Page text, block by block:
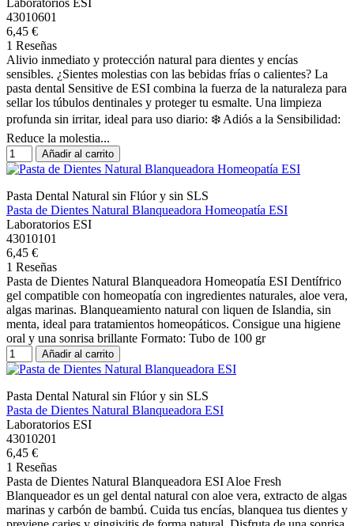
Laboratorios ESI
43010601
6,45 €
1 Reseñas
Alivio inmediato y protección natural para dientes y encías
sensibles. ¿Sientes molestias con las bebidas frías o calientes? La
pasta dental Sensitive de ESI combina la fuerza de la naturaleza para
sellar los túbulos dentinales y proteger tu esmalte. Una limpieza
profunda sin irritar, ideal para uso diario: ❄️ Adiós a la Sensibilidad:
Reduce la molestia...
Añadir al carrito
Pasta Dental Natural sin Flúor y sin SLS
Pasta de Dientes Natural Blanqueadora Homeopatía ESI
Laboratorios ESI
43010101
6,45 €
1 Reseñas
Pasta de Dientes Natural Blanqueadora Homeopatía ESI Dentífrico
gel compatible con homeopatía con ingredientes naturales, aloe vera,
algas marinas. Blanqueamiento natural con liquen de Islandia, sin
menta, ideal para tratamientos homeopáticos. Consigue una higiene
oral y una sonrisa brillante Formato: Tubo de 100 gr
Añadir al carrito
Pasta Dental Natural sin Flúor y sin SLS
Pasta de Dientes Natural Blanqueadora ESI
Laboratorios ESI
43010201
6,45 €
1 Reseñas
Pasta de Dientes Natural Blanqueadora ESI Aloe Fresh
Blanqueador es un gel dental natural con aloe vera, extracto de algas
marinas y carbón de bambú. Cuida tus encías, blanquea tus dientes y